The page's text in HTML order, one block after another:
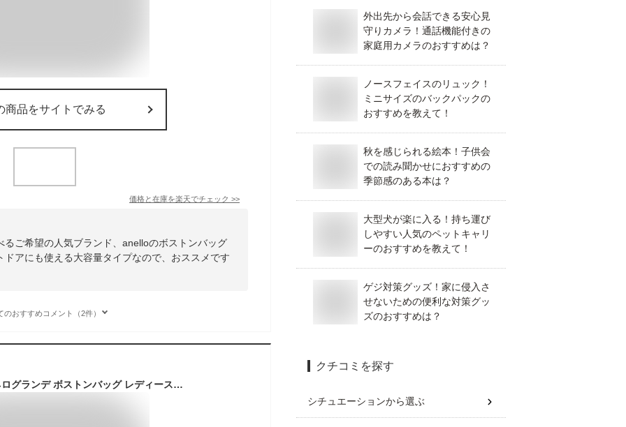
商品をサイトでみる
価格と在庫を楽天でチェック >>
ご希望の人気ブランド、anelloのボストンバッグ
アにも使える大容量タイプなので、おススメです
のおすすめコメント（2件）
anello GRANDE アネログランデ ボストンバッグ レディース 修学旅行 林間学校 女子 小学生 中学生 高校生 旅行 大容量 軽量 スポーツ かわいい おしゃれ/ GTM0462 HC ハイキャパシティ 撥水 3way /ショルダーバッグ リュック 2way 大型 キャンプ ブランド ブラック 黒/
外出先から会話できる安心見
守りカメラ！通話機能付きの
家庭用カメラのおすすめは？
ノースフェイスのリュック！
ミニサイズのバックパックの
おすすめを教えて！
秋を感じられる絵本！子供会
での読み聞かせにおすすめの
季節感のある本は？
大型犬が楽に入る！持ち運び
しやすい人気のペットキャリ
ーのおすすめを教えて！
ゲジ対策グッズ！家に侵入さ
せないための便利な対策グッ
ズのおすすめは？
クチコミを探す
シチュエーションから選ぶ